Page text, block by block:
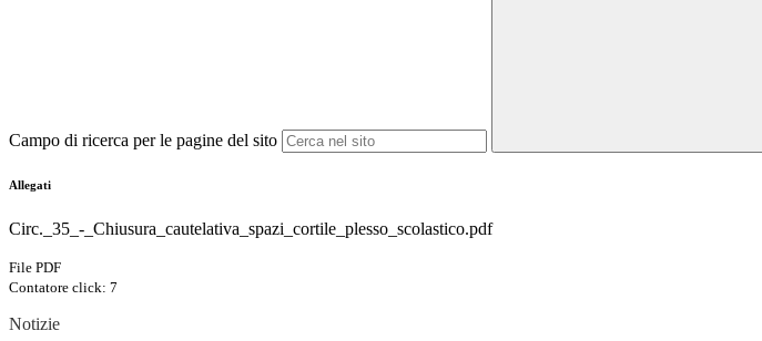
Campo di ricerca per le pagine del sito
Allegati
Circ._35_-_Chiusura_cautelativa_spazi_cortile_plesso_scolastico.pdf
File PDF
Contatore click: 7
Notizie